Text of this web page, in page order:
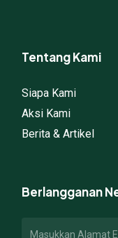
Tentang Kami
Siapa Kami
Aksi Kami
Berita & Artikel
Berlangganan